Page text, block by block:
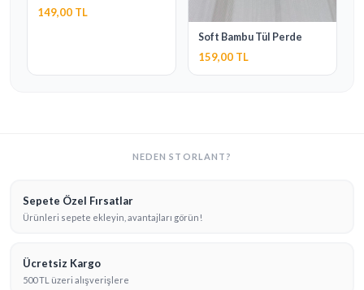
149,00 TL
Soft Bambu Tül Perde
159,00 TL
NEDEN STORLANT?
Sepete Özel Fırsatlar
Ürünleri sepete ekleyin, avantajları görün!
Ücretsiz Kargo
500 TL üzeri alışverişlere